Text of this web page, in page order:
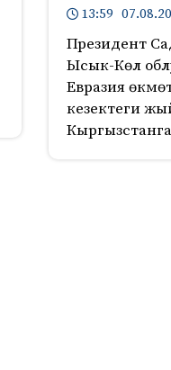
13:59
Президент
Ысык-Көл
Евразия
кезектеги